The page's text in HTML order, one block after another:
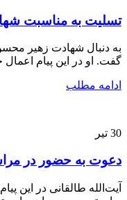
تسلیت به مناسبت
گفت. او در این پیام
ادامه مطلب
30 تیر
دعوت به حضور در مراسم